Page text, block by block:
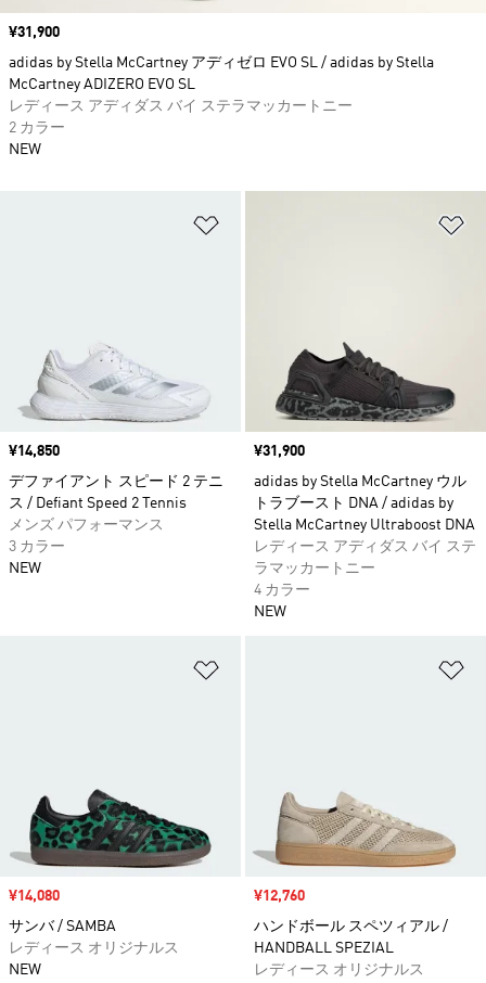
価格
¥14,850
デファイアント スピード 2 テニ
ス / Defiant Speed 2 Tennis
メンズ パフォーマンス
3 カラー
NEW
価格
¥31,900
adidas by Stella McCartney ウル
トラブースト DNA / adidas by
Stella McCartney Ultraboost DNA
レディース アディダス バイ ステ
ラマッカートニー
4 カラー
NEW
セール価格
¥14,080
サンバ / SAMBA
レディース オリジナルス
NEW
セール価格
¥12,760
ハンドボール スペツィアル /
HANDBALL SPEZIAL
レディース オリジナルス
価格
¥31,900
adidas by Stella McCartney アディゼロ EVO SL / adidas by Stella
McCartney ADIZERO EVO SL
レディース アディダス バイ ステラマッカートニー
2 カラー
NEW